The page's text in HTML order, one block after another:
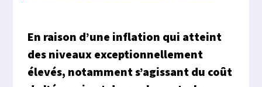
En raison d’une inflation qui atteint
des niveaux exceptionnellement
élevés, notamment s’agissant du coût